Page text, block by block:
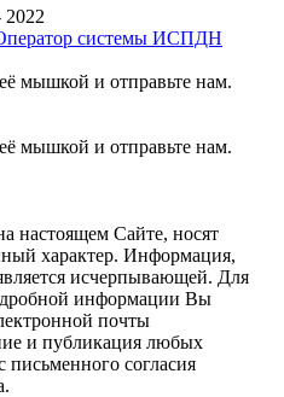
системы ИСПДН
настоящем Сайте, носят
характер. Информация,
исчерпывающей. Для
информации Вы
почты
и публикация любых
письменного согласия